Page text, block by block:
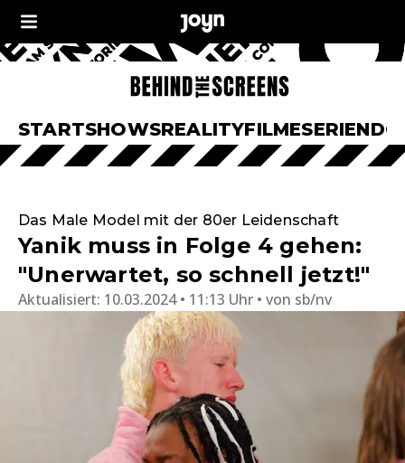
STARTSHOWSREALITYFILMESERIEN
Das Male Model mit der 80er Leidenschaft
Yanik muss in Folge 4 gehen:
"Unerwartet, so schnell jetzt!"
Aktualisiert: 10.03.2024 • 11:13 Uhr von sb/nv